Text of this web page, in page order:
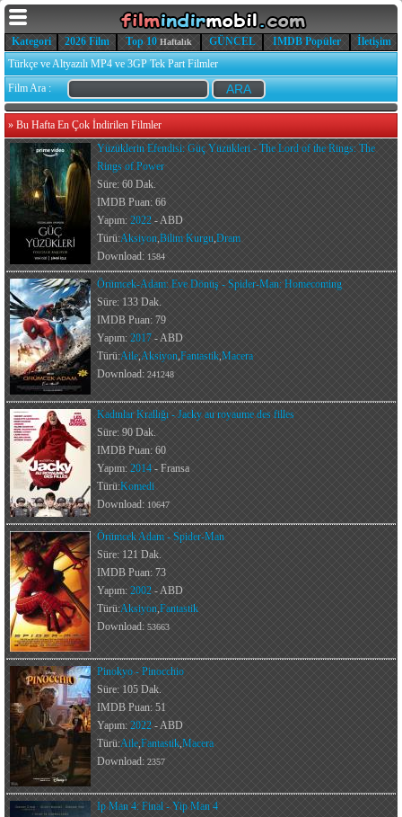
Kategori 2026 Film Top 10 Haftalık GÜNCEL IMDB Popüler
İletişim
Türkçe ve Altyazılı MP4 ve 3GP Tek Part Filmler
Film Ara :
» Bu Hafta En Çok İndirilen Filmler
Yüzüklerin Efendisi: Güç Yüzükleri - The Lord of the Rings: The
Rings of Power
Süre: 60 Dak.
IMDB Puan: 66
Yapım: 2022 - ABD
Türü:Aksiyon,Bilim Kurgu,Dram
Download: 1584
Örümcek-Adam: Eve Dönüş - Spider-Man: Homecoming
Süre: 133 Dak.
IMDB Puan: 79
Yapım: 2017 - ABD
Türü:Aile,Aksiyon,Fantastik,Macera
Download: 241248
Kadınlar Krallığı - Jacky au royaume des filles
Süre: 90 Dak.
IMDB Puan: 60
Yapım: 2014 - Fransa
Türü:Komedi
Download: 10647
Örümcek Adam - Spider-Man
Süre: 121 Dak.
IMDB Puan: 73
Yapım: 2002 - ABD
Türü:Aksiyon,Fantastik
Download: 53663
Pinokyo - Pinocchio
Süre: 105 Dak.
IMDB Puan: 51
Yapım: 2022 - ABD
Türü:Aile,Fantastik,Macera
Download: 2357
Ip Man 4: Final - Yip Man 4